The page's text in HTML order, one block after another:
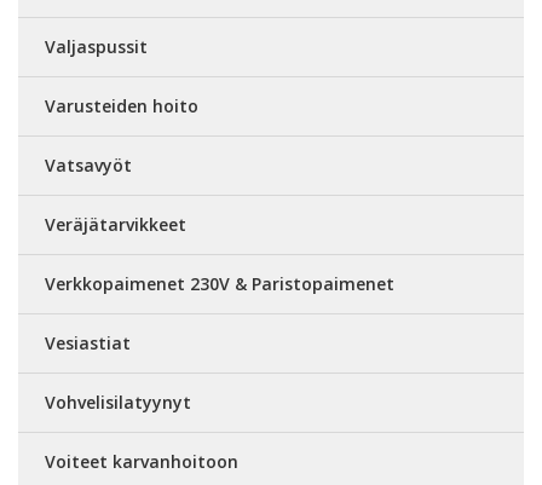
Valjaspussit
Varusteiden hoito
Vatsavyöt
Veräjätarvikkeet
Verkkopaimenet 230V & Paristopaimenet
Vesiastiat
Vohvelisilatyynyt
Voiteet karvanhoitoon